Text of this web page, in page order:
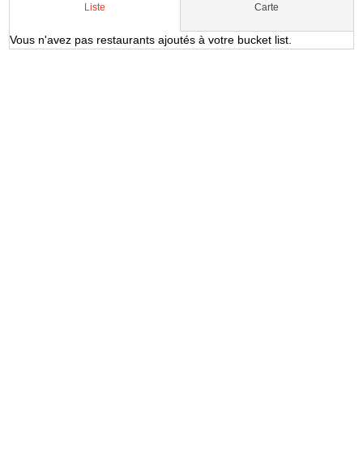
Liste Carte
Vous n'avez pas restaurants ajoutés à votre bucket list.